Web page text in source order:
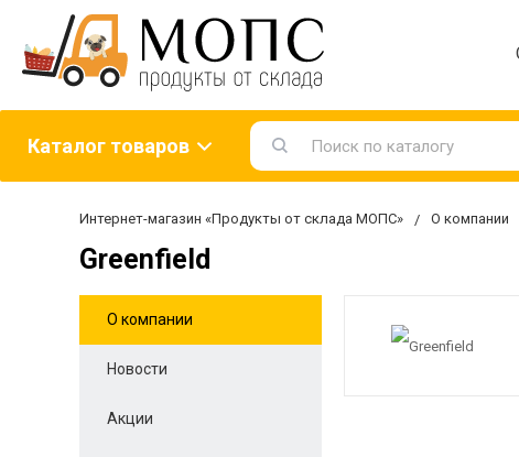
Каталог товаров
Интернет-магазин «Продукты от склада МОПС» О компании
Greenfield
О компании
Новости
Акции